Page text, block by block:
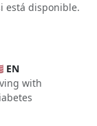
está disponible.
EN
with